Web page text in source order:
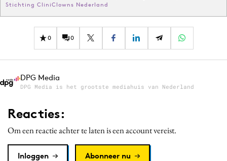
Stichting CliniClowns Nederland
0 0
DPG Media
DPG Media is het grootste mediahuis van Nederland
Reacties:
Om een reactie achter te laten is een account vereist.
Inloggen Abonneer nu